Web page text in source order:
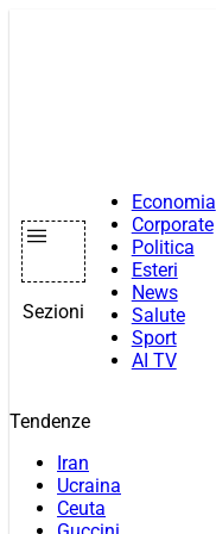
Sezioni
Economia
Corporate
Politica
Esteri
News
Salute
Sport
AI TV
Tendenze
Iran
Ucraina
Ceuta